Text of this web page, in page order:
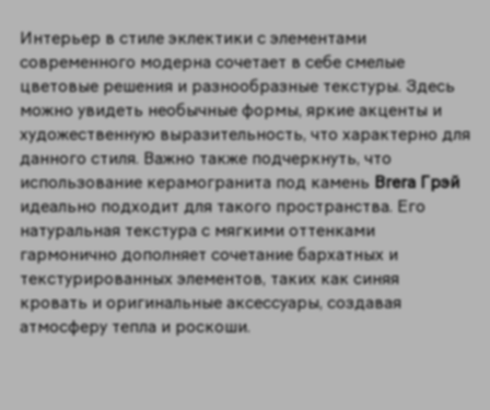
Интерьер в стиле эклектики с элементами
современного модерна сочетает в себе смелые
цветовые решения и разнообразные текстуры. Здесь
можно увидеть необычные формы, яркие акценты и
художественную выразительность, что характерно для
данного стиля. Важно также подчеркнуть, что
использование керамогранита под камень Brera Грэй
идеально подходит для такого пространства. Его
натуральная текстура с мягкими оттенками
гармонично дополняет сочетание бархатных и
текстурированных элементов, таких как синяя
кровать и оригинальные аксессуары, создавая
атмосферу тепла и роскоши.